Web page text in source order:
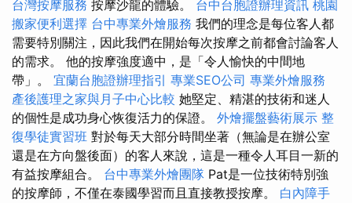
台灣按摩服務 按摩沙龍的體驗。 台中台胞證辦理資訊 桃園
搬家便利選擇 台中專業外燴服務 我們的理念是每位客人都
需要特別關注，因此我們在開始每次按摩之前都會討論客人
的需求。 他的按摩強度適中，是「令人愉快的中間地
帶」。 宜蘭台胞證辦理指引 專業SEO公司 專業外燴服務
產後護理之家與月子中心比較 她堅定、精湛的技術和迷人
的個性是成功身心恢復活力的保證。 外燴擺盤藝術展示 整
復學徒實習班 對於每天大部分時間坐著（無論是在辦公室
還是在方向盤後面）的客人來說，這是一種令人耳目一新的
有益按摩組合。 台中專業外燴團隊 Pat是一位技術特別強
的按摩師，不僅在泰國學習而且直接教授按摩。 白內障手